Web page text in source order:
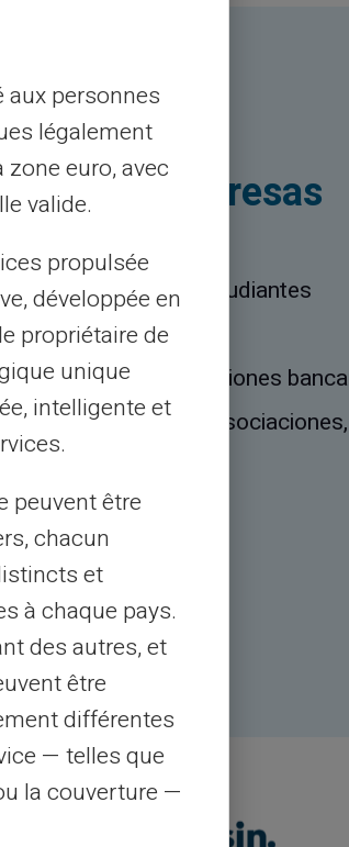
y empresas
profesionales, estudiantes
turistas
trabajadores, prohibiciones
pymes, start-ups,
aux personnes
légalement
euro, avec
valide.
propulsée
développée en
propriétaire de
unique
intelligente et
peuvent être
chacun
et
à chaque pays.
des autres, et
être
différentes
— telles que
la couverture —